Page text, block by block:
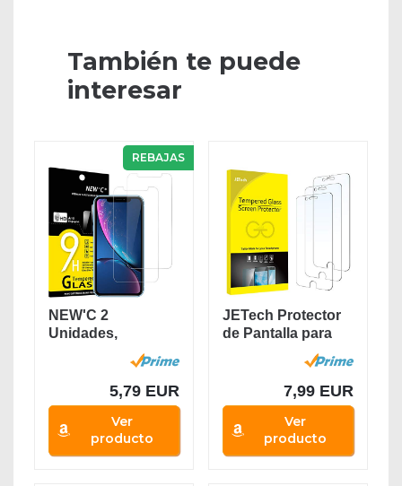
También te puede
interesar
REBAJAS
NEW'C 2
Unidades,
Pantalla para...
5,79 EUR
Ver
producto
JETech Protector
de Pantalla para
iPhone SE 2020,...
7,99 EUR
Ver
producto